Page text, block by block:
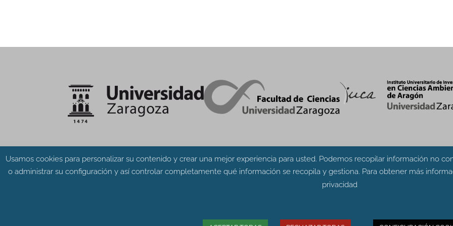
Usamos cookies para personalizar su contenido y crear una mejor experiencia para usted. Podemos recopilar información no
o administrar su configuración y así controlar completamente qué información se recopila y gestiona. Para obtener más
privacidad